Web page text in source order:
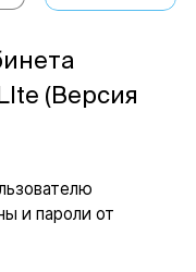
(Версия
и пароли от